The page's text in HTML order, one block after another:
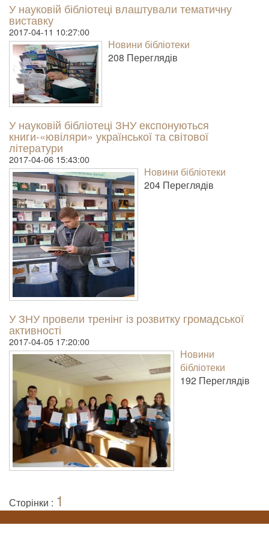
У науковій бібліотеці влаштували тематичну
виставку
2017-04-11 10:27:00
Новини бібліотеки
208 Пере­гля­дів
У науковій бібліотеці ЗНУ експонуються
книги-«ювіляри» української та світової
літератури
2017-04-06 15:43:00
Новини бібліотеки
204 Пере­гля­дів
У ЗНУ провели тренінг із розвитку громадської
активності
2017-04-05 17:20:00
Новини
бібліотеки
192 Пере­гля­дів
Сторінки : 1